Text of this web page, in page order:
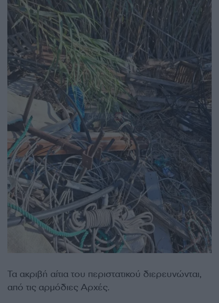
Τα ακριβή αίτια του περιστατικού διερευνώνται,
από τις αρμόδιες Αρχές.